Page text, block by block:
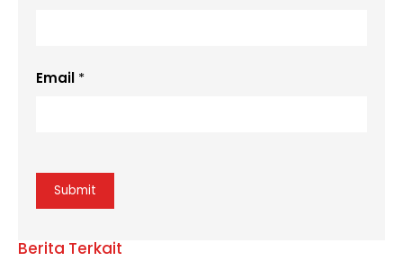
Email *
Berita Terkait